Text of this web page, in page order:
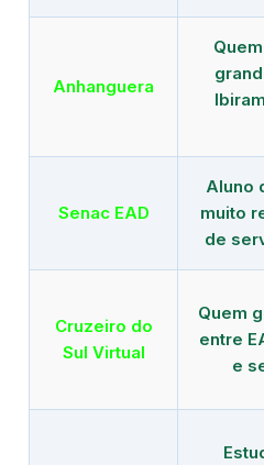
Anhanguera
Senac EAD
Aluno
muito
de
Cruzeiro do
Sul Virtual
Quem
entre
e